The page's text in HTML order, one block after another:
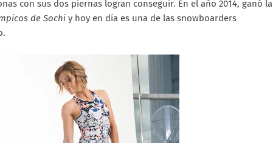
con sus dos piernas logran conseguir. En el año 2014, ganó la
de Sochi y hoy en día es una de las snowboarders